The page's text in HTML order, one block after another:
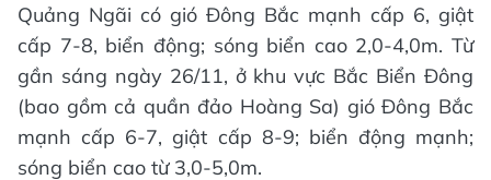
Quảng Ngãi có gió Đông Bắc mạnh cấp 6, giật
cấp 7-8, biển động; sóng biển cao 2,0-4,0m. Từ
gần sáng ngày 26/11, ở khu vực Bắc Biển Đông
(bao gồm cả quần đảo Hoàng Sa) gió Đông Bắc
mạnh cấp 6-7, giật cấp 8-9; biển động mạnh;
sóng biển cao từ 3,0-5,0m.